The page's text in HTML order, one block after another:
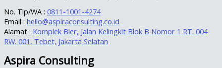
No. Tlp/WA : 0811-1001-4274
Email : hello@aspiraconsulting.co.id
Alamat : Komplek Bier, Jalan Kelingkit Blok B Nomor 1 RT. 004
RW. 001, Tebet, Jakarta Selatan
Aspira Consulting